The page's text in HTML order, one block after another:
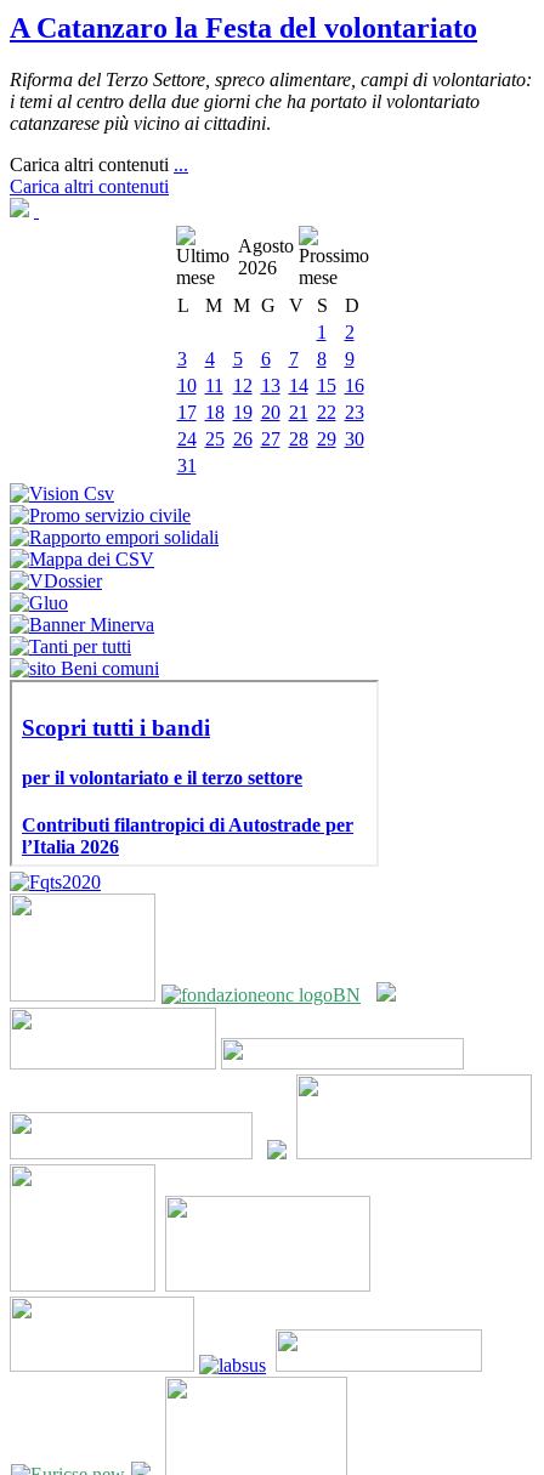
A Catanzaro la Festa del volontariato
Riforma del Terzo Settore, spreco alimentare, campi di volontariato:
i temi al centro della due giorni che ha portato il volontariato
catanzarese più vicino ai cittadini.
Carica altri contenuti ...
Carica altri contenuti
Agosto
2026
L
M M G V S
D
1
2
3
4 5 6 7 8
9
10 11 12 13 14 15 16
17 18 19 20 21 22 23
24 25 26 27 28 29 30
31